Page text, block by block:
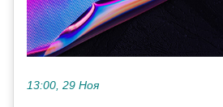
13:00, 29 Ноя